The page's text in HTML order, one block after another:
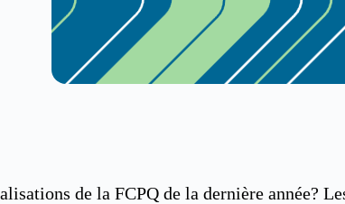
de la FCPQ de la dernière année?